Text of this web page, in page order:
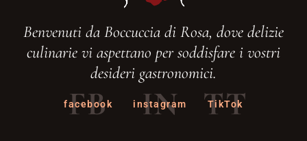
Benvenuti da Boccuccia di Rosa, dove delizie
culinarie vi aspettano per soddisfare i vostri
desideri gastronomici.
FB
facebook IN
instagram TT
TikTok